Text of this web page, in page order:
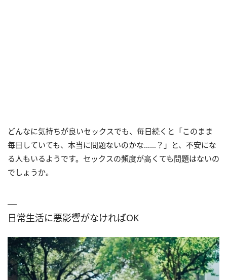
どんなに気持ちが良いセックスでも、毎日続くと「このまま
毎日していても、本当に問題ないのかな……？」と、不安にな
る人もいるようです。セックスの頻度が高くても問題はないの
でしょうか。
日常生活に悪影響がなければOK